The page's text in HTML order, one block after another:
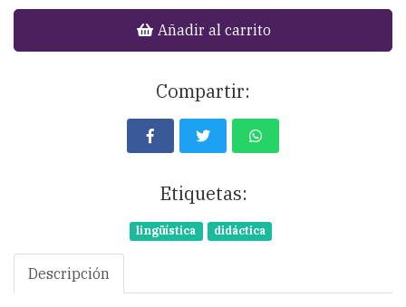
Añadir al carrito
Compartir:
Etiquetas:
lingüística didáctica
Descripción